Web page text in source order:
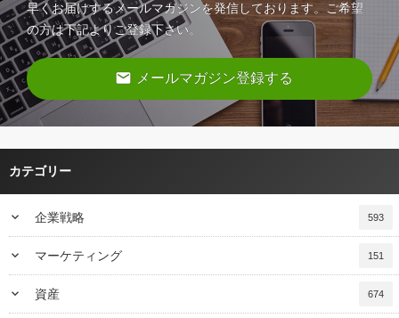
早くお届けするメールマガジンを発信しております。ご希望
の方は下記よりご登録下さい。
email メールマガジン登録する
カテゴリー
keyboard_arrow_down 企業戦略 593
keyboard_arrow_down マーケティング 151
keyboard_arrow_down 資産 674